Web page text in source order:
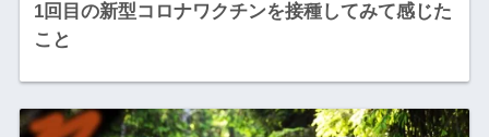
1回目の新型コロナワクチンを接種してみて感じた
こと